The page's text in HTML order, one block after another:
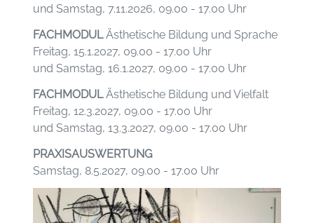
und Samstag, 7.11.2026, 09.00 - 17.00 Uhr
FACHMODULÄsthetische Bildung und Sprache
Freitag, 15.1.2027, 09.00 - 17.00 Uhr
und Samstag, 16.1.2027, 09.00 - 17.00 Uhr
FACHMODULÄsthetische Bildung und Vielfalt
Freitag, 12.3.2027, 09.00 - 17.00 Uhr
und Samstag, 13.3.2027, 09.00 - 17.00 Uhr
PRAXISAUSWERTUNG
Samstag, 8.5.2027, 09.00 - 17.00 Uhr